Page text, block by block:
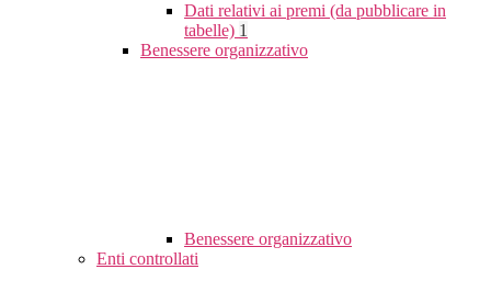
Dati relativi ai premi (da pubblicare in
tabelle) 1
Benessere organizzativo
Benessere organizzativo
Enti controllati